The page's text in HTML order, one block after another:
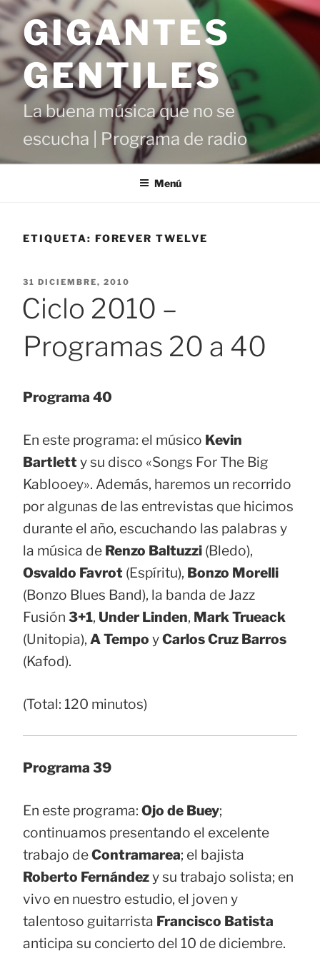
Saltar
contenido
GIGANTES
GENTILES
La buena música que no se
escucha | Programa de radio
Menú
ETIQUETA: FOREVER TWELVE
PUBLICADO
31 DICIEMBRE, 2010
Ciclo 2010 –
Programas 20 a 40
Programa 40
En este programa: el músico Kevin
Bartlett y su disco «Songs For The Big
Kablooey». Además, haremos un recorrido
por algunas de las entrevistas que hicimos
durante el año, escuchando las palabras y
la música de Renzo Baltuzzi (Bledo),
Osvaldo Favrot (Espíritu), Bonzo Morelli
(Bonzo Blues Band), la banda de Jazz
Fusión 3+1, Under Linden, Mark Trueack
(Unitopia), A Tempo yCarlos Cruz Barros
(Kafod).
(Total: 120 minutos)
Programa 39
En este programa: Ojo de Buey;
continuamos presentando el excelente
trabajo deContramarea; el bajista
Roberto Fernándezy su trabajo solista; en
vivo en nuestro estudio, el joven y
talentoso guitarrista Francisco Batista
anticipa su concierto del 10 de diciembre.